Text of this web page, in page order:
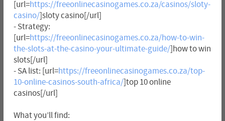
[url=https://freeonlinecasinogames.co.za/casinos/sloty-
casino/]sloty casino[/url]
- Strategy:
[url=https://freeonlinecasinogames.co.za/how-to-win-
the-slots-at-the-casino-your-ultimate-guide/]how to win
slots[/url]
- SA list: [url=https://freeonlinecasinogames.co.za/top-
10-online-casinos-south-africa/]top 10 online
casinos[/url]
What you’ll find: